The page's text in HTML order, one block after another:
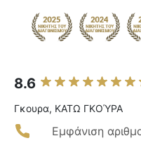
8.6
Γκουρα, ΚΑΤΩ ΓΚΟΎΡΑ
Εμφάνιση